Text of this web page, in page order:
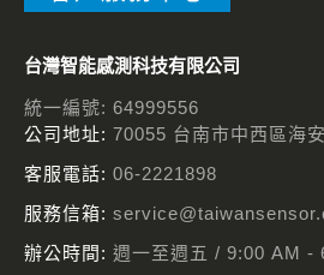
台灣智能感測科技有限公司
統一編號: 64999556
公司地址: 70055 台南市中西區海
客服電話: 06-2221898
服務信箱:
辦公時間: 週一至週五 / 9:00 AM -